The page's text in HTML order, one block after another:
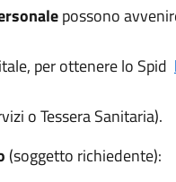
possono
per ottenere lo Spid
o Tessera Sanitaria).
(soggetto richiedente):